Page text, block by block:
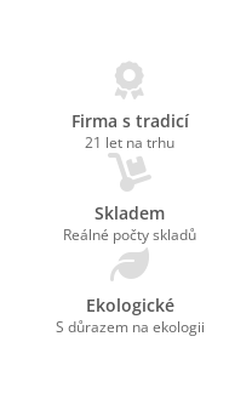
Firma s tradicí
21 let na trhu
Skladem
Reálné počty skladů
Ekologické
S důrazem na ekologii